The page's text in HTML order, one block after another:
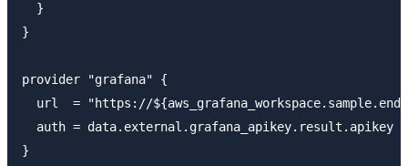
  }
}
provider "grafana" {
url  = "https://
  auth = data.external.grafana_apikey.result.apikey